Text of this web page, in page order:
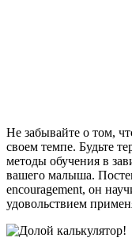
Не забывайте о том,
своем темпе. Будьте
методы обучения в
вашего малыша.
encouragement, он
удовольствием